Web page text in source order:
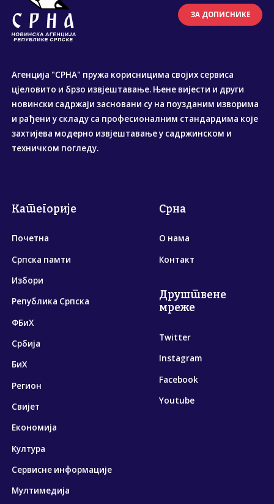
ЗА ДОПИСНИКЕ
Агенција "СРНА" пружа корисницима својих сервиса
цјеловито и брзо извјештавање. Њене вијести и други
новински садржаји засновани су на поузданим изворима
и рађени у складу са професионалним стандардима које
захтијева модерно извјештавање у садржинском и
техничком погледу.
Категорије
Почетна
Српска памти
Избори
Република Српска
ФБиХ
Србија
БиХ
Регион
Свијет
Економија
Култура
Сервисне информације
Мултимедија
Срна
О нама
Контакт
Друштвене
мреже
Twitter
Instagram
Facebook
Youtube